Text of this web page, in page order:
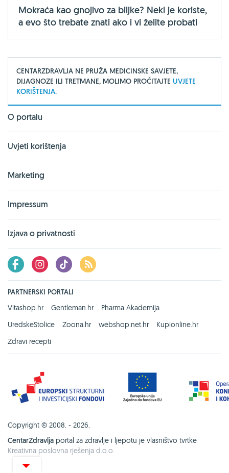
Mokraća kao gnojivo za biljke? Neki je koriste,
a evo što trebate znati ako i vi želite probati
CENTARZDRAVLJA NE PRUŽA MEDICINSKE SAVJETE,
DIJAGNOZE ILI TRETMANE, MOLIMO PROČITAJTE UVJETE
KORIŠTENJA.
O portalu
Uvjeti korištenja
Marketing
Impressum
Izjava o privatnosti
PARTNERSKI PORTALI
Vitashop.hr
Gentleman.hr
Pharma Akademija
UredskeStolice
Zoona.hr webshop.net.hr
Kupionline.hr
Zdravi recepti
Copyright © 2008. - 2026.
CentarZdravlja portal za zdravlje i ljepotu je vlasništvo tvrtke
Kreativna poslovna rješenja d.o.o.